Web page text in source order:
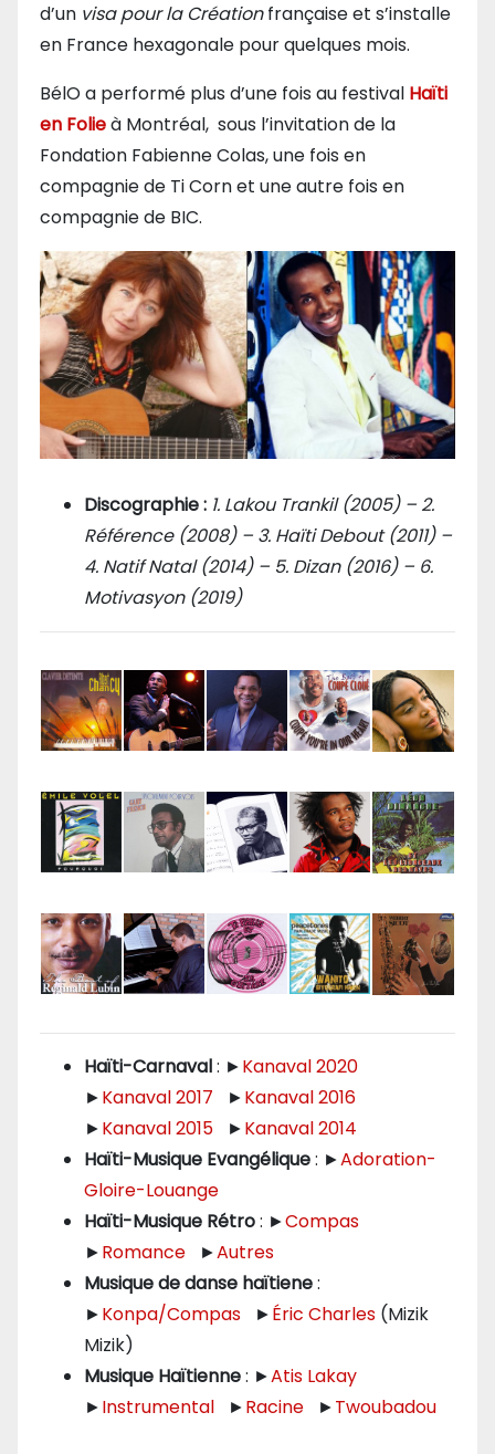
d’un visa pour la Créationfrançaise et s’installe
en France hexagonale pour quelques mois.
BélO a performé plus d’une fois au festival Haïti
en Folieà Montréal, sous l’invitation de la
Fondation Fabienne Colas, une fois en
compagnie de Ti Corn et une autre fois en
compagnie de BIC.
Discographie : 1. Lakou Trankil (2005) – 2.
Référence (2008) – 3. Haïti Debout (2011) –
4. Natif Natal (2014) – 5. Dizan (2016) – 6.
Motivasyon (2019)
Haïti-Carnaval: ►Kanaval 2020
►Kanaval 2017 ►Kanaval 2016
►Kanaval 2015 ►Kanaval 2014
Haïti-Musique Evangélique: ►Adoration-
Gloire-Louange
Haïti-Musique Rétro: ►Compas
►Romance ►Autres
Musique de danse haïtiene:
►Konpa/Compas ►Éric Charles (Mizik
Mizik)
Musique Haïtienne: ►Atis Lakay
►Instrumental ►Racine ►Twoubadou